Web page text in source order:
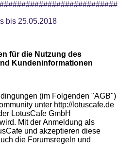
bis 25.05.2018
für die Nutzung des
Kundeninformationen
(im Folgenden "AGB")
unter http://lotuscafe.de
LotusCafe GmbH
Mit der Anmeldung als
und akzeptieren diese
die Forumsregeln und